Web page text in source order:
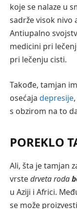
koje se nalaze u
sadrže visok
Antiupalno
medicini pri
pri lečenju cisti.
Takođe, tamjan
osećaja depresije
s obzirom na to
POREKLO
Ali, šta je tamjan
vrstedrveta roda
u Aziji i Africi.
se može